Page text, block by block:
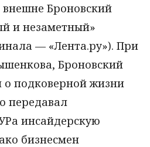
Броновский
и незаметный»
— «Лента.ру»). При
Броновский
о подковерной жизни
передавал
инсайдерскую
бизнесмен